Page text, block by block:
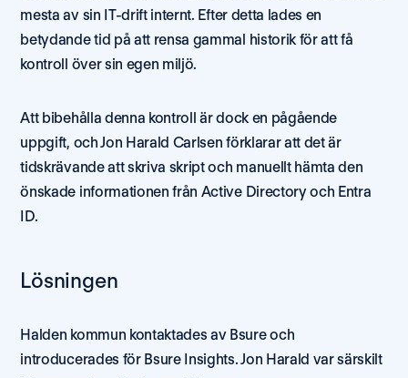
mesta av sin IT-drift internt. Efter detta lades en
betydande tid på att rensa gammal historik för att få
kontroll över sin egen miljö.
Att bibehålla denna kontroll är dock en pågående
uppgift, och Jon Harald Carlsen förklarar att det är
tidskrävande att skriva skript och manuellt hämta den
önskade informationen från Active Directory och Entra
ID.
Lösningen
Halden kommun kontaktades av Bsure och
introducerades för Bsure Insights. Jon Harald var särskilt